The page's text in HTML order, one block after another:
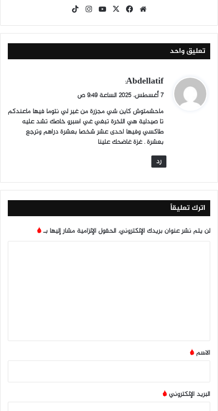
موق
الوي
ب
في
وك
X
يوتي انس
م
k
تعليق واحد
ي
ق
ل
Abdellatif
:
7 أغسطس، 2025 الساعة 9:49 ص
ماحشمتوش كاين شي مجزرة من غير لي نتوما فيها ماعندكم
تا صيدلية هي اللخرة تبغي غي اسبرو خاصك تشد عليه
طاكسي وفيها احدى عشر شخصا بعشرة دراهم وترجع
بعشرة . غزة غاضحك علينا
رد
اترك تعليقاً
لن يتم نشر عنوان بريدك الإلكتروني.الحقول الإلزامية مشار إليها بـ*
*
الاسم*
البريد الإلكتروني*